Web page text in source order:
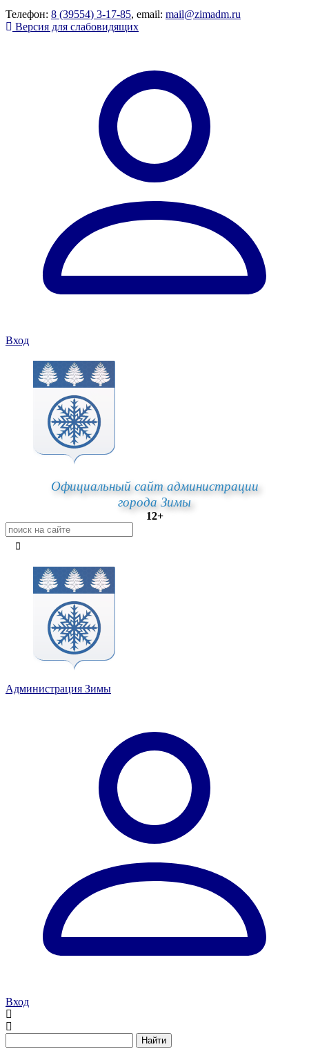
Телефон: 8 (39554) 3-17-85, email: mail@zimadm.ru
Версия для слабовидящих
Вход
Официальный сайт администрации
города Зимы
12+
Администрация Зимы
Вход
Найти